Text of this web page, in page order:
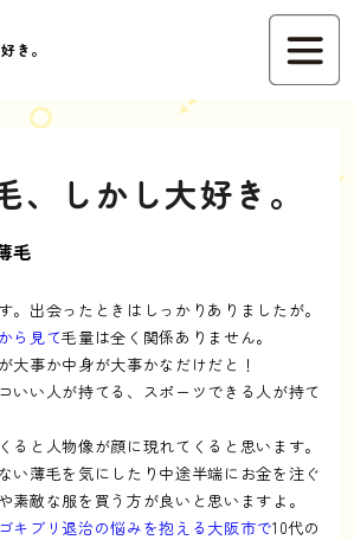
き。
、しかし大好き。
毛
。出会ったときはしっかりありましたが。
ら見て毛量は全く関係ありません。
大事か中身が大事かなだけだと！
いい人が持てる、スポーツできる人が持て
ると人物像が顔に現れてくると思います。
い薄毛を気にしたり中途半端にお金を注ぐ
素敵な服を買う方が良いと思いますよ。
ゴキブリ退治の悩みを抱える大阪市で10代の